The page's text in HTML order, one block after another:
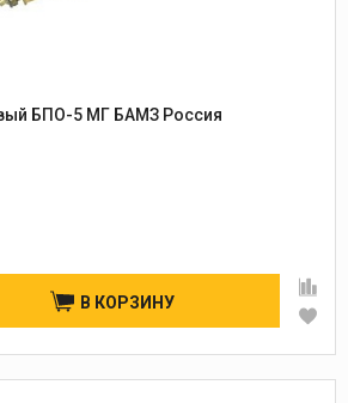
Редуктор пропановый БПО-5 МГ БАМЗ Россия
В КОРЗИНУ